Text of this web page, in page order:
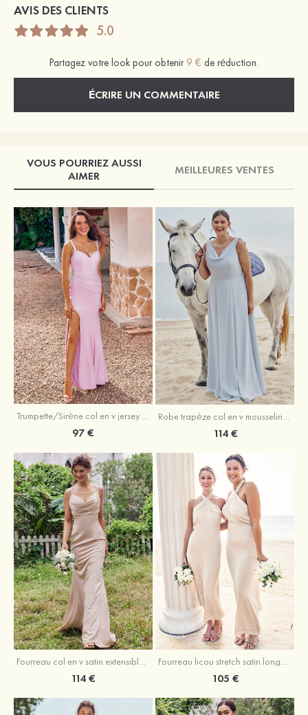
AVIS DES CLIENTS
5.0
Partagez votre look pour obtenir 9 € de réduction.
ÉCRIRE UN COMMENTAIRE
VOUS POURRIEZ AUSSI
AIMER
MEILLEURES VENTES
Trumpette/Sirène col en v jersey ras du sol robe de demoiselle d'honneur
97 € 114 €
Fourreau col en v satin extensible ras du sol robe de demoiselle d'honneur
114 €
Fourreau licou stretch satin longueur cheville robe de demoiselle d'honneur
105 €